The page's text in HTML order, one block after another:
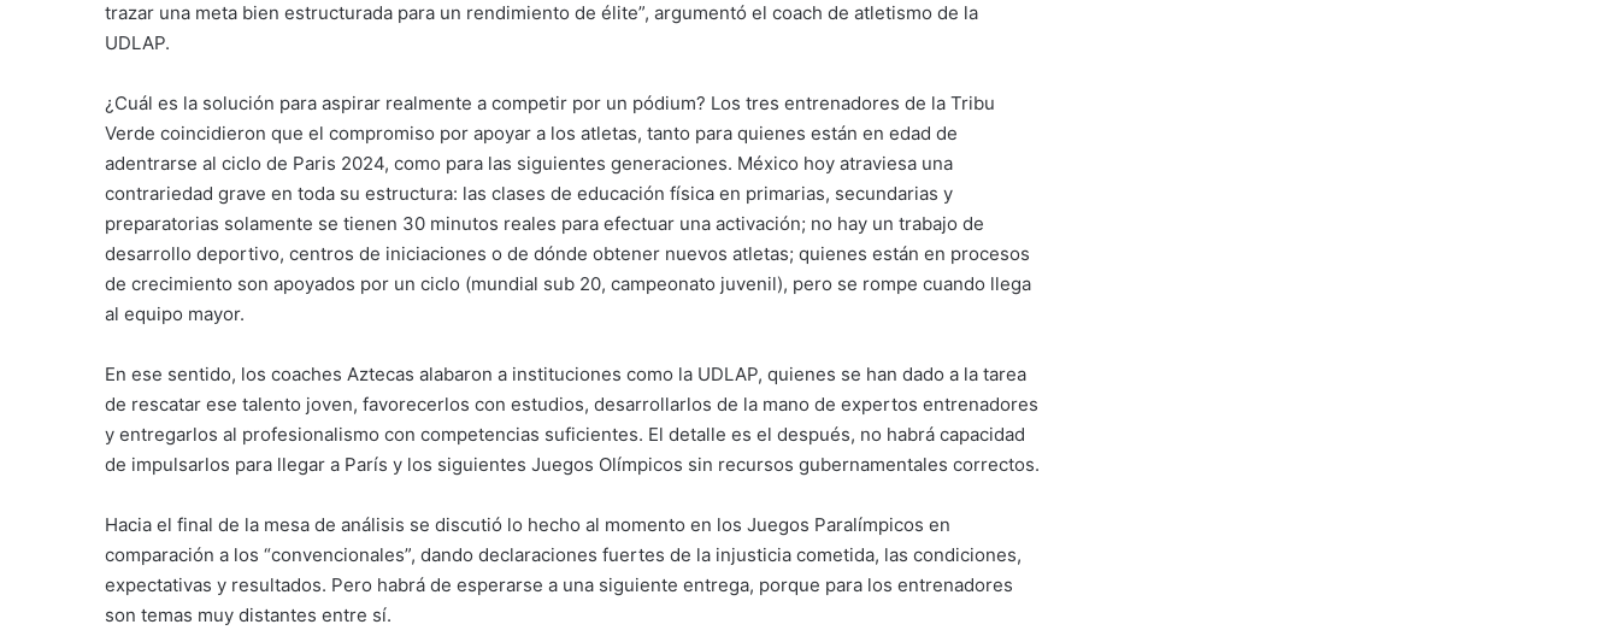
trazar una meta bien estructurada para un rendimiento de élite”, argumentó el coach de atletismo de la
UDLAP.
¿Cuál es la solución para aspirar realmente a competir por un pódium? Los tres entrenadores de la Tribu
Verde coincidieron que el compromiso por apoyar a los atletas, tanto para quienes están en edad de
adentrarse al ciclo de Paris 2024, como para las siguientes generaciones. México hoy atraviesa una
contrariedad grave en toda su estructura: las clases de educación física en primarias, secundarias y
preparatorias solamente se tienen 30 minutos reales para efectuar una activación; no hay un trabajo de
desarrollo deportivo, centros de iniciaciones o de dónde obtener nuevos atletas; quienes están en procesos
de crecimiento son apoyados por un ciclo (mundial sub 20, campeonato juvenil), pero se rompe cuando llega
al equipo mayor.
En ese sentido, los coaches Aztecas alabaron a instituciones como la UDLAP, quienes se han dado a la tarea
de rescatar ese talento joven, favorecerlos con estudios, desarrollarlos de la mano de expertos entrenadores
y entregarlos al profesionalismo con competencias suficientes. El detalle es el después, no habrá capacidad
de impulsarlos para llegar a París y los siguientes Juegos Olímpicos sin recursos gubernamentales correctos.
Hacia el final de la mesa de análisis se discutió lo hecho al momento en los Juegos Paralímpicos en
comparación a los “convencionales”, dando declaraciones fuertes de la injusticia cometida, las condiciones,
expectativas y resultados. Pero habrá de esperarse a una siguiente entrega, porque para los entrenadores
son temas muy distantes entre sí.